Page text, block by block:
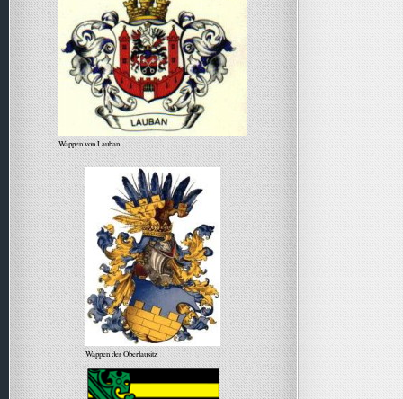
Wappen von Lauban
Wappen der Oberlausitz